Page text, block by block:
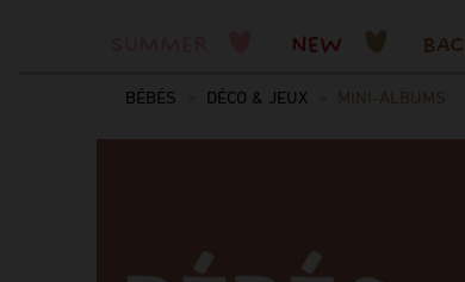
NEW
BÉBÉS DÉCO & JEUX MINI-ALBUMS